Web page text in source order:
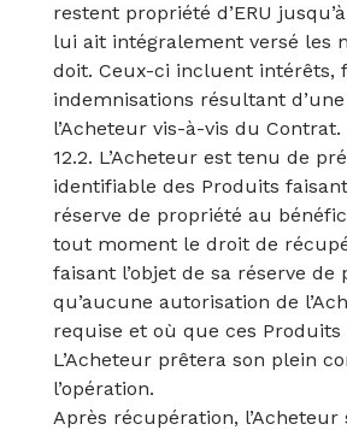
restent propriété d’ERU
lui ait intégralement versé les
doit. Ceux-ci incluent intérêts,
indemnisations résultant
l’Acheteur vis-à-vis du Contrat.
12.2. L’Acheteur est tenu de
identifiable des Produits faisant
réserve de propriété au
tout moment le droit de
faisant l’objet de sa réserve de
qu’aucune autorisation de
requise et où que ces Produits
L’Acheteur prêtera son plein
l’opération.
Après récupération,